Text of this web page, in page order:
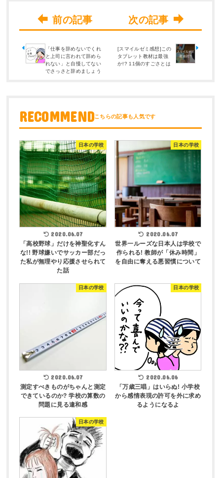
「仕事を辞めないでくれ
と上司に言われて辞めら
れない」と自慢してない
でさっさと辞めましょう
[スマイルゼミ感想]この
タブレット教材は最強
か!? 11個のすごさとは
RECOMMEND
日本の学校
2020.06.07
「高校野球」だけを神聖化すん
な!! 野球嫌いでサッカー部だっ
た私が無理やり応援させられて
た話
日本の学校
2020.06.07
世界一ルーズな日本人は学校で
作られる! 教師が「休み時間」
を自由に奪える悪習慣について
日本の学校
2020.06.07
測定すべきものがちゃんと測定
できているのか? 学校の算数の
問題に見る違和感
日本の学校
2020.06.06
「万歳三唱」はいらぬ! 小学校
から感情表現の許可を外に求め
るようになるよ
日本の学校